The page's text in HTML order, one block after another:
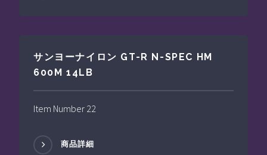
サンヨーナイロン GT-R N-SPEC HM
600M 14LB
Item Number 22
商品詳細